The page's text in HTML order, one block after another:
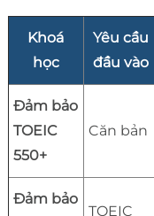
Khoá
học
Yêu cầu
đầu vào
Đảm bảo
TOEIC
550+
Căn bản
Đảm bảo
TOEIC